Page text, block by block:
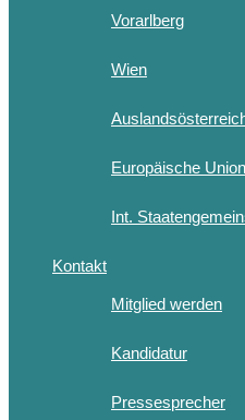
Vorarlberg
Wien
Europäische Union
Int.
Kontakt
Mitglied werden
Kandidatur
Pressesprecher